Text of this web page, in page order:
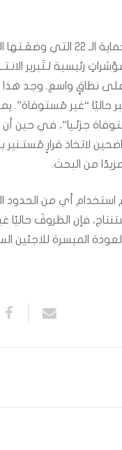
حدودُ (عتبات) الحماية الـ ٢٢
رئيسية لـتَبرير
حاليًا “غير مُستوفاة”.
جزئـيا”، في حين أن
لاتخاذ قرارٍ
من البحث.
فإن الظروفَ حاليًا
الميسرة للاجئين